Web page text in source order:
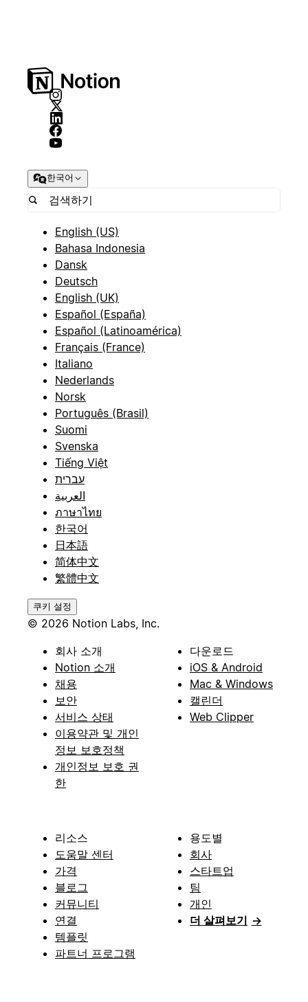
한국어
English (US)
Bahasa Indonesia
Dansk
Deutsch
English (UK)
Español (España)
Español (Latinoamérica)
Français (France)
Italiano
Nederlands
Norsk
Português (Brasil)
Suomi
Svenska
Tiếng Việt
עברית
العربية
ภาษาไทย
한국어
日本語
简体中文
繁體中文
쿠키 설정
© 2026 Notion Labs, Inc.
회사 소개
Notion 소개
채용
보안
서비스 상태
이용약관 및 개인
정보 보호정책
개인정보 보호 권
한
다운로드
iOS & Android
Mac & Windows
캘린더
Web Clipper
리소스
도움말 센터
가격
블로그
커뮤니티
연결
템플릿
파트너 프로그램
용도별
회사
스타트업
팀
개인
더 살펴보기 →